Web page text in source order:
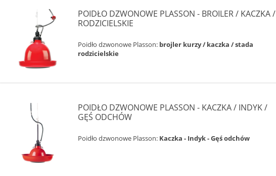
POIDŁO DZWONOWE PLASSON - BROILER / KACZKA /
RODZICIELSKIE
Poidło dzwonowe Plasson: brojler kurzy / kaczka / stada
rodzicielskie
POIDŁO DZWONOWE PLASSON - KACZKA / INDYK /
GĘŚ ODCHÓW
Poidło dzwonowe Plasson: Kaczka - Indyk - Gęś odchów